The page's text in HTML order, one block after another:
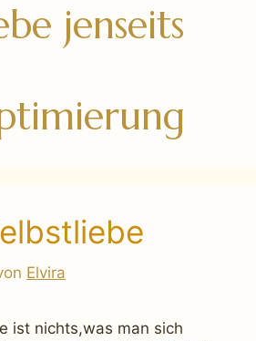
jenseits
Elvira
ist nichts,was man sich